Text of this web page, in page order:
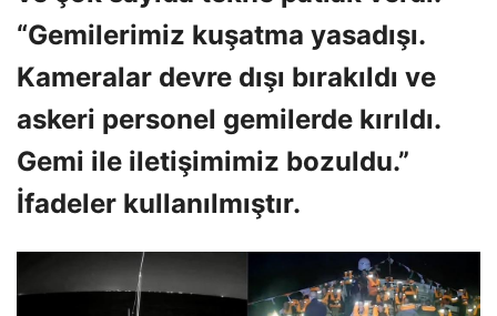
“Gemilerimiz kuşatma yasadışı.
Kameralar devre dışı bırakıldı ve
askeri personel gemilerde kırıldı.
Gemi ile iletişimimiz bozuldu.”
İfadeler kullanılmıştır.